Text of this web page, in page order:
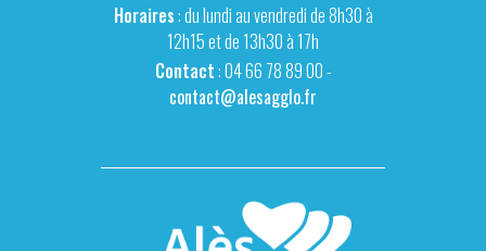
Horaires: du lundi au vendredi de 8h30 à
12h15 et de 13h30 à 17h
Contact: 04 66 78 89 00 -
contact@alesagglo.fr